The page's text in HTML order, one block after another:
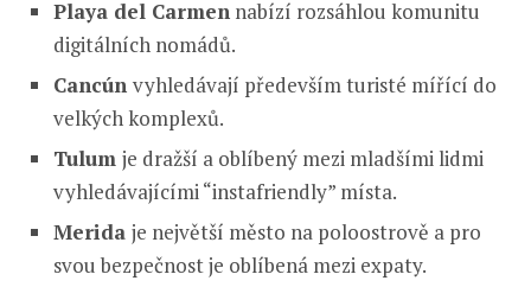
Playa del Carmen nabízí rozsáhlou komunitu
digitálních nomádů.
Cancún vyhledávají především turisté mířící do
velkých komplexů.
Tulum je dražší a oblíbený mezi mladšími lidmi
vyhledávajícími “instafriendly” místa.
Merida je největší město na poloostrově a pro
svou bezpečnost je oblíbená mezi expaty.